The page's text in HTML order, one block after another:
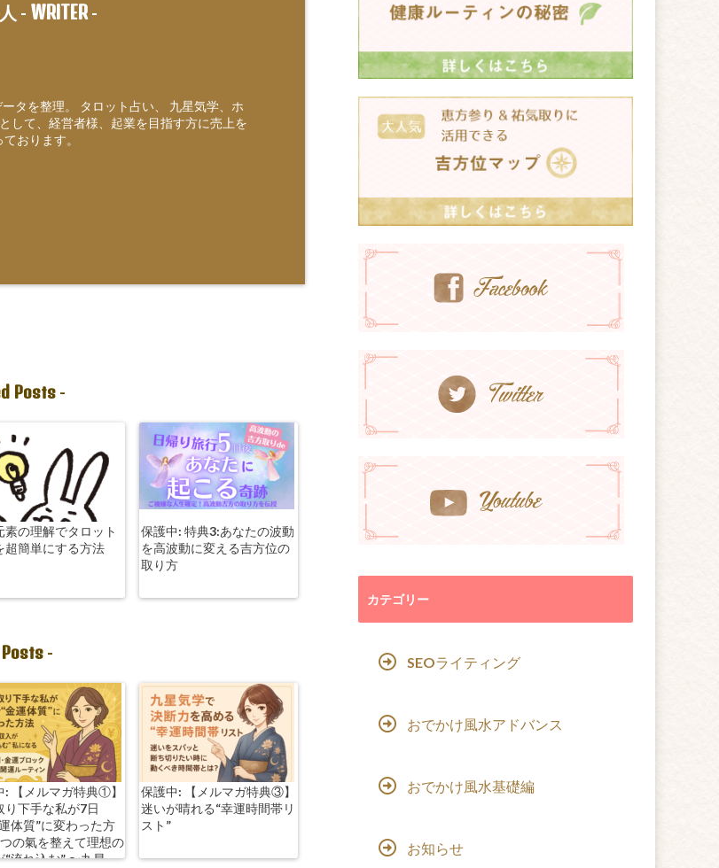
- WRITER-
タを整理。 タロット占い、 九星気学、ホ
して、経営者様、起業を目指す方に売上を
おります。
Posts-
素の理解でタロット
超簡単にする方法
保護中: 特典3:あなたの波動
を高波動に変える吉方位の
取り方
-
: 【メルマガ特典①】
り下手な私が7日
体質”に変わった方
の氣を整えて理想の
“流れ込む” 〜九星
保護中: 【メルマガ特典③】
迷いが晴れる“幸運時間帯リ
スト”
カテゴリー
SEOライティング
おでかけ風水アドバンス
おでかけ風水基礎編
お知らせ